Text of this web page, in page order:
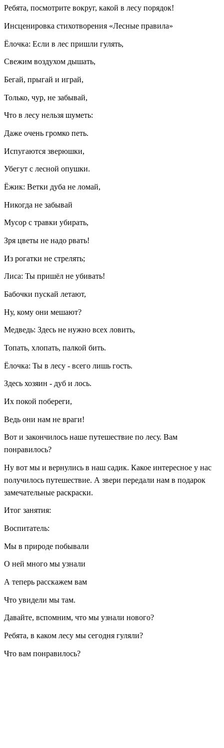
Ребята, посмотрите вокруг, какой в лесу порядок!
Инсценировка стихотворения «Лесные правила»
Ёлочка: Если в лес пришли гулять,
Свежим воздухом дышать,
Бегай, прыгай и играй,
Только, чур, не забывай,
Что в лесу нельзя шуметь:
Даже очень громко петь.
Испугаются зверюшки,
Убегут с лесной опушки.
Ёжик: Ветки дуба не ломай,
Никогда не забывай
Мусор с травки убирать,
Зря цветы не надо рвать!
Из рогатки не стрелять;
Лиса: Ты пришёл не убивать!
Бабочки пускай летают,
Ну, кому они мешают?
Медведь: Здесь не нужно всех ловить,
Топать, хлопать, палкой бить.
Ёлочка: Ты в лесу - всего лишь гость.
Здесь хозяин - дуб и лось.
Их покой побереги,
Ведь они нам не враги!
Вот и закончилось наше путешествие по лесу. Вам
понравилось?
Ну вот мы и вернулись в наш садик. Какое интересное у нас
получилось путешествие. А звери передали нам в подарок
замечательные раскраски.
Итог занятия:
Воспитатель:
Мы в природе побывали
О ней много мы узнали
А теперь расскажем вам
Что увидели мы там.
Давайте, вспомним, что мы узнали нового?
Ребята, в каком лесу мы сегодня гуляли?
Что вам понравилось?